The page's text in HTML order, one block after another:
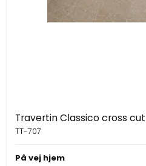
Travertin Classico cross cut
TT-707
På vej hjem